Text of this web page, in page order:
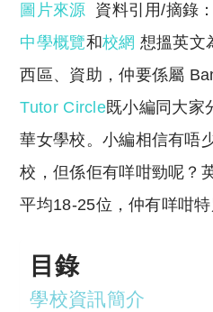
圖片來源 資料引用/摘錄：
中學概覽和校網 想搵英文
西區、資助，仲要係屬
Tutor Circle既小編同大家
華女學校。小編相信有唔
校，但係佢有咩咁勁呢？
平均18-25位，仲有咩咁特
目錄
學校資訊簡介